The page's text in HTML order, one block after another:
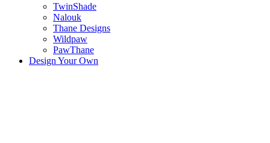
TwinShade
Nalouk
Thane Designs
Wildpaw
PawThane
Design Your Own